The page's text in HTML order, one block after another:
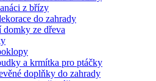
z břízy
do zahrady
domky ze dřeva
a krmítka pro ptáčky
doplňky do zahrady